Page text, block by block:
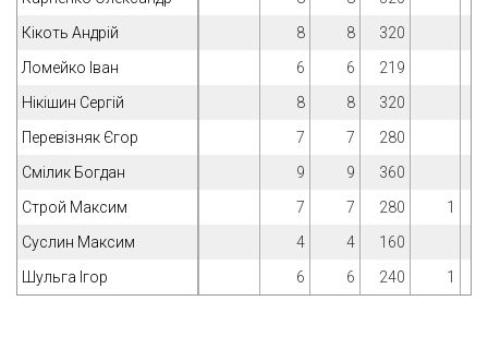
Кікоть Андрій
8 8
320
Ломейко Іван
6 6
219
Нікішин Сергій
8 8
320
Перевізняк Єгор
7 7
280
Смілик Богдан
9 9
360
Строй Максим
7 7 280
1
Суслин Максим
4 4
160
Шульга Ігор
6 6 240 1